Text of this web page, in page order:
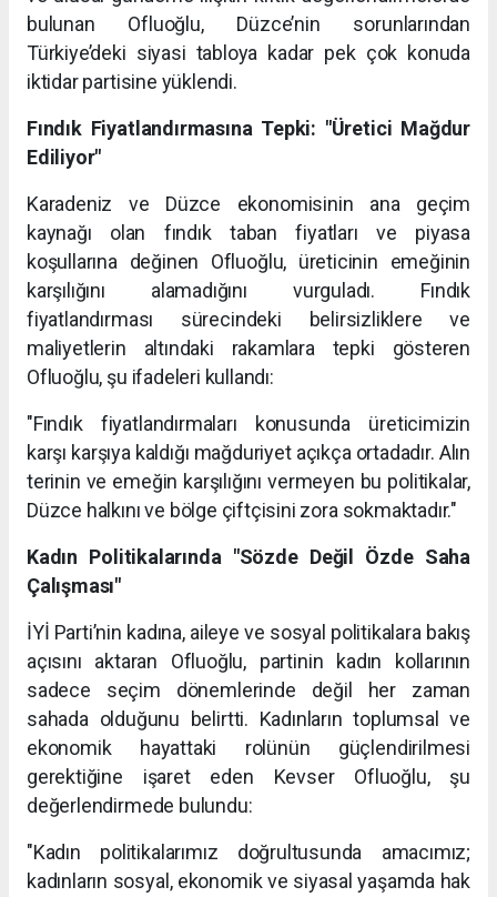
bulunan Ofluoğlu, Düzce’nin sorunlarından
Türkiye’deki siyasi tabloya kadar pek çok konuda
iktidar partisine yüklendi.
Fındık Fiyatlandırmasına Tepki: "Üretici Mağdur
Ediliyor"
Karadeniz ve Düzce ekonomisinin ana geçim
kaynağı olan fındık taban fiyatları ve piyasa
koşullarına değinen Ofluoğlu, üreticinin emeğinin
karşılığını alamadığını vurguladı. Fındık
fiyatlandırması sürecindeki belirsizliklere ve
maliyetlerin altındaki rakamlara tepki gösteren
Ofluoğlu, şu ifadeleri kullandı:
"Fındık fiyatlandırmaları konusunda üreticimizin
karşı karşıya kaldığı mağduriyet açıkça ortadadır. Alın
terinin ve emeğin karşılığını vermeyen bu politikalar,
Düzce halkını ve bölge çiftçisini zora sokmaktadır."
Kadın Politikalarında "Sözde Değil Özde Saha
Çalışması"
İYİ Parti’nin kadına, aileye ve sosyal politikalara bakış
açısını aktaran Ofluoğlu, partinin kadın kollarının
sadece seçim dönemlerinde değil her zaman
sahada olduğunu belirtti. Kadınların toplumsal ve
ekonomik hayattaki rolünün güçlendirilmesi
gerektiğine işaret eden Kevser Ofluoğlu, şu
değerlendirmede bulundu:
"Kadın politikalarımız doğrultusunda amacımız;
kadınların sosyal, ekonomik ve siyasal yaşamda hak